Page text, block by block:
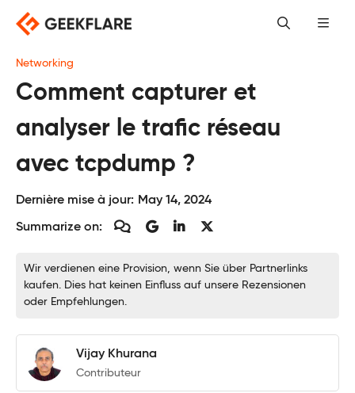
Skip
content
Networking
Comment capturer et
analyser le trafic réseau
avec tcpdump ?
Dernière mise à jour: May 14, 2024
Summarize on:
Wir verdienen eine Provision, wenn Sie über Partnerlinks
kaufen. Dies hat keinen Einfluss auf unsere Rezensionen
oder Empfehlungen.
Vijay Khurana
Contributeur